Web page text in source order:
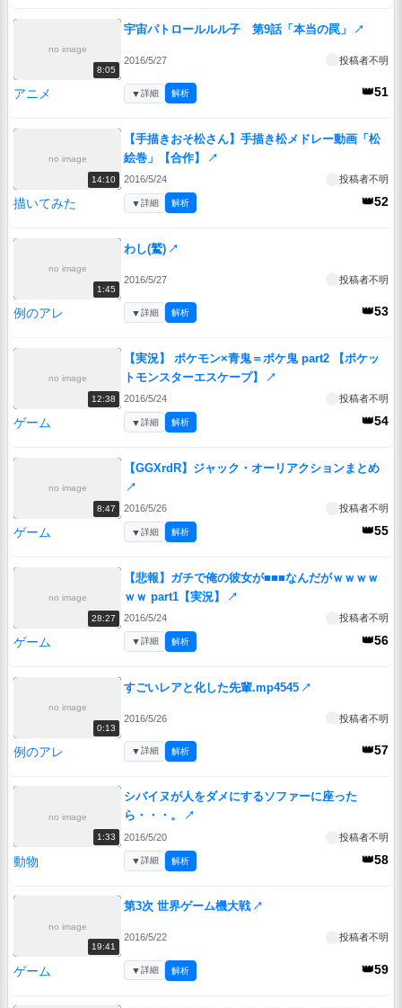
no image
8:05
宇宙パトロールルル子 第9話「本当の罠」 ↗
2016/5/27 投稿者不明
アニメ 👑51
▼詳細 解析
no image
14:10
【手描きおそ松さん】手描き松メドレー動画「松
絵巻」【合作】
↗
2016/5/24 投稿者不明
描いてみた 👑52
▼詳細 解析
no image
1:45
わし(鷲) ↗
2016/5/27 投稿者不明
例のアレ 👑53
▼詳細 解析
no image
12:38
【実況】 ポケモン×青鬼＝ポケ鬼 part2 【ポケッ
トモンスターエスケープ】
↗
2016/5/24 投稿者不明
ゲーム 👑54
▼詳細 解析
no image
8:47
【GGXrdR】ジャック・オーリアクションまとめ
↗
2016/5/26 投稿者不明
ゲーム 👑55
▼詳細 解析
no image
28:27
【悲報】ガチで俺の彼女が■■■なんだがｗｗｗｗ
ｗｗ part1【実況】
↗
2016/5/24 投稿者不明
ゲーム 👑56
▼詳細 解析
no image
0:13
すごいレアと化した先輩.mp4545 ↗
2016/5/26 投稿者不明
例のアレ 👑57
▼詳細 解析
no image
1:33
シバイヌが人をダメにするソファーに座った
ら・・・。
↗
2016/5/20 投稿者不明
動物 👑58
▼詳細 解析
no image
19:41
第3次 世界ゲーム機大戦 ↗
2016/5/22 投稿者不明
ゲーム 👑59
▼詳細 解析